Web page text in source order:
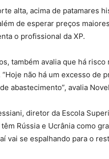
alta, acima de patamares
de esperar preços
o profissional da XP.
também avalia que há
não há um excesso de
abastecimento”, avalia
diretor da Escola
Rússia e Ucrânia como
vai se espalhando para o